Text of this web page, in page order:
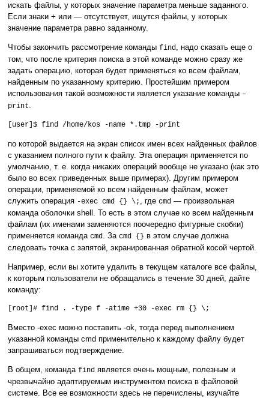
искать файлы, у которых значение параметра меньше заданного.
Если знаки + или — отсутствует, ищутся файлы, у которых
значение параметра равно заданному.
Чтобы закончить рассмотрение команды find, надо сказать еще о
том, что после критерия поиска в этой команде можно сразу же
задать операцию, которая будет применяться ко всем файлам,
найденным по указанному критерию. Простейшим примером
использования такой возможности является указание команды –
print.
[user]$ find /home/kos -name *.tmp -print
по которой выдается на экран список имен всех найденных файлов
с указанием полного пути к файлу. Эта операция применяется по
умолчанию, т. е. когда никаких операций вообще не указано (как это
было во всех приведенных выше примерах). Другим примером
операции, применяемой ко всем найденным файлам, может
служить операция -exec cmd {} \; , где cmd — произвольная
команда оболочки shell. То есть в этом случае ко всем найденным
файлам (их именами заменяются поочередно фигурные скобки)
применяется команда cmd. За cmd {} в этом случае должна
следовать точка с запятой, экранированная обратной косой чертой.
Например, если вы хотите удалить в текущем каталоге все файлы,
к которым пользователи не обращались в течение 30 дней, дайте
команду:
[root]# find . -type f -atime +30 -exec rm {} \;
Вместо -exec можно поставить -ok, тогда перед выполнением
указанной команды cmd применительно к каждому файлу будет
запрашиваться подтверждение.
В общем, команда find является очень мощным, полезным и
чрезвычайно адаптируемым инструментом поиска в файловой
системе. Все ее возможности здесь не перечислены, изучайте